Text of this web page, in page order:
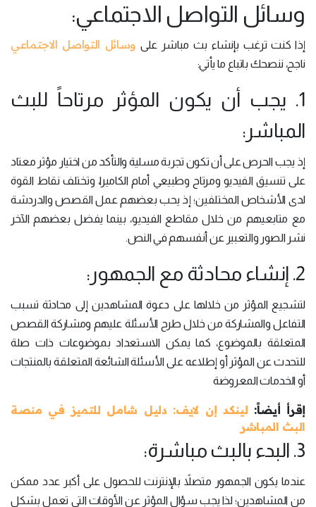
وسائل التواصل الاجتماعي:
إذا كنت ترغب بإنشاء بث مباشر على وسائل التواصل الاجتماعي
ناجح، ننصحك باتباع ما يأتي:
1. يجب أن يكون المؤثر مرتاحاً للبث
المباشر:
إذ يجب الحرص على أن تكون تجربة مسلية والتأكد من اختيار مؤثر معتاد
على تنسيق الفيديو ومرتاح وطبيعي أمام الكاميرا، وتختلف نقاط القوة
لدى الأشخاص المختلفين؛ إذ يحب بعضهم عمل القصص والدردشة
مع متابعيهم من خلال مقاطع الفيديو، بينما يفضل بعضهم الآخر
نشر الصور والتعبير عن أنفسهم في النص.
2. إنشاء محادثة مع الجمهور:
لتشجيع المؤثر من خلالها على دعوة المشاهدين إلى محادثة تسبب
التفاعل والمشاركة من خلال طرح الأسئلة عليهم ومشاركة القصص
المتعلقة بالموضوع، كما يمكن الاستعداد بموضوعات ذات صلة
للتحدث عن المؤثر أو إطلاعه على الأسئلة الشائعة المتعلقة بالمنتجات
أو الخدمات المعروضة
إقرأ أيضاً: لينكد إن لايف: دليل شامل للتميز في منصة
البث المباشر
3. البدء بالبث مباشرة:
عندما يكون الجمهور متصلاً بالإنترنت للحصول على أكبر عدد ممكن
من المشاهدين؛ لذا يجب سؤال المؤثر عن الأوقات التي تعمل بشكل